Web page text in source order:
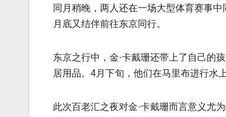
同月稍晚，两人还在一场大型体育赛事
月底又结伴前往东京同行。
东京之行中，金·卡戴珊还带上了自己的
居用品。4月下旬，他们在马里布进行水
此次百老汇之夜对金·卡戴珊而言意义尤